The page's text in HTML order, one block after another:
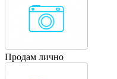
Продам лично